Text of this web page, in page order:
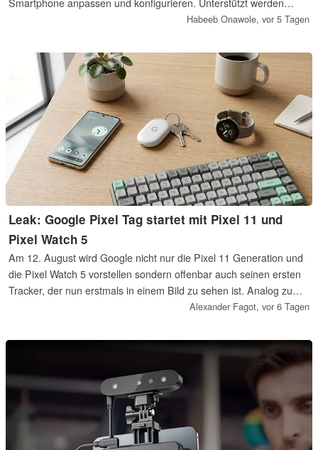
Smartphone anpassen und konfigurieren. Unterstützt werden
Habeeb Onawole, vor 5 Tagen
Leak: Google Pixel Tag startet mit Pixel 11 und
Pixel Watch 5
Am 12. August wird Google nicht nur die Pixel 11 Generation und
die Pixel Watch 5 vorstellen sondern offenbar auch seinen ersten
Tracker, der nun erstmals in einem Bild zu sehen ist. Analog zum
wohl bekanntesten Tracker von Apple oder dem SmartTag von
Android Suchnetz einzubinden.
Alexander Fagot, vor 6 Tagen